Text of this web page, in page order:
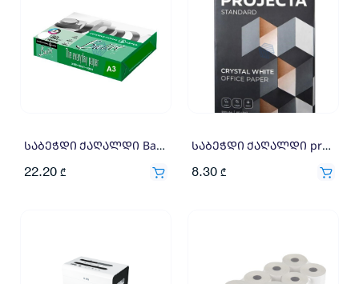
საბეჭდი ქაღალდი Balet A3 80გრ 500ფ
22.20 ₾
საბეჭდი ქაღალდი projekta 80გრ 500ფ
8.30 ₾